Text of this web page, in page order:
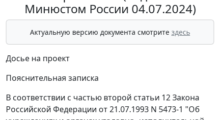
Минюстом России 04.07.2024)
Актуальную версию документа смотрите здесь
Досье на проект
Пояснительная записка
В соответствии с частью второй статьи 12 Закона
Российской Федерации от 21.07.1993 N 5473-1 "Об